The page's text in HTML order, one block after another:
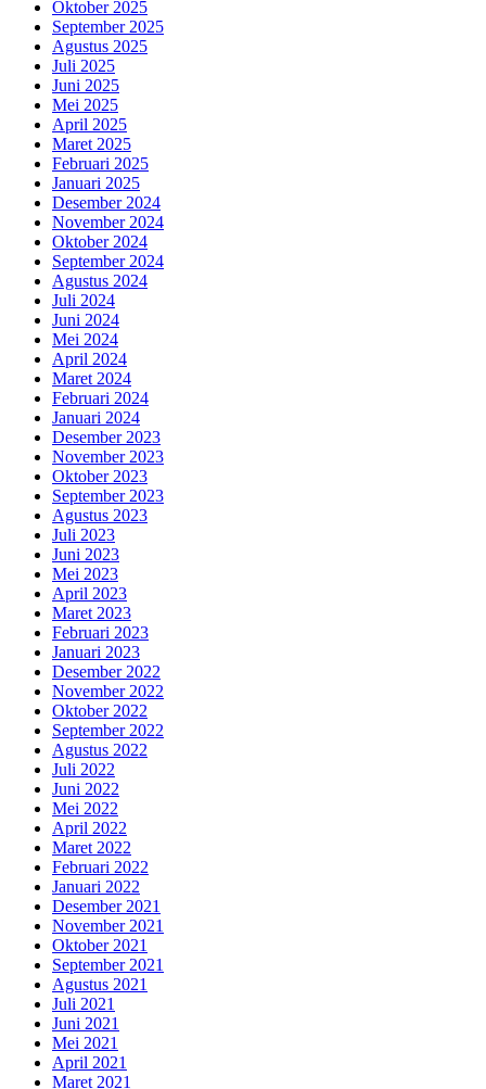
Oktober 2025
September 2025
Agustus 2025
Juli 2025
Juni 2025
Mei 2025
April 2025
Maret 2025
Februari 2025
Januari 2025
Desember 2024
November 2024
Oktober 2024
September 2024
Agustus 2024
Juli 2024
Juni 2024
Mei 2024
April 2024
Maret 2024
Februari 2024
Januari 2024
Desember 2023
November 2023
Oktober 2023
September 2023
Agustus 2023
Juli 2023
Juni 2023
Mei 2023
April 2023
Maret 2023
Februari 2023
Januari 2023
Desember 2022
November 2022
Oktober 2022
September 2022
Agustus 2022
Juli 2022
Juni 2022
Mei 2022
April 2022
Maret 2022
Februari 2022
Januari 2022
Desember 2021
November 2021
Oktober 2021
September 2021
Agustus 2021
Juli 2021
Juni 2021
Mei 2021
April 2021
Maret 2021